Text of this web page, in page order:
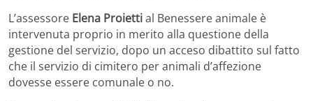
L’assessore Elena Proiettial Benessere animale è
intervenuta proprio in merito alla questione della
gestione del servizio, dopo un acceso dibattito sul fatto
che il servizio di cimitero per animali d’affezione
dovesse essere comunale o no.